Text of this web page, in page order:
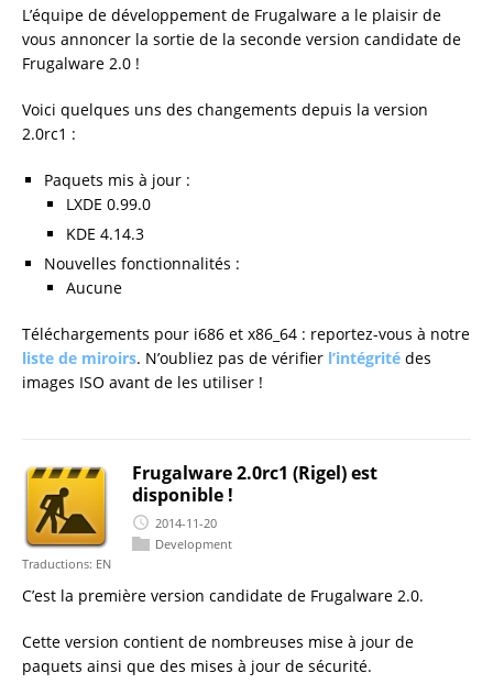
L’équipe de développement de Frugalware a le plaisir de
vous annoncer la sortie de la seconde version candidate de
Frugalware 2.0 !
Voici quelques uns des changements depuis la version
2.0rc1 :
Paquets mis à jour :
LXDE 0.99.0
KDE 4.14.3
Nouvelles fonctionnalités :
Aucune
Téléchargements pour i686 et x86_64 : reportez-vous à notre
liste de miroirs. N’oubliez pas de vérifier l’intégrité des
images ISO avant de les utiliser !
Frugalware 2.0rc1 (Rigel) est
disponible !
2014-11-20
Development
Traductions: EN
C’est la première version candidate de Frugalware 2.0.
Cette version contient de nombreuses mise à jour de
paquets ainsi que des mises à jour de sécurité.